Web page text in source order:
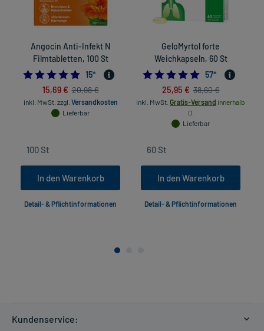
Angocin Anti-Infekt N
Filmtabletten, 100 St
5.0
15*
15,69 € 20,98 €
inkl. MwSt. zzgl. Versandkosten
Lieferbar
In den Warenkorb
Detail- & Pflichtinformationen
GeloMyrtol forte
Weichkapseln, 60 St
57*
25,95 € 38,60 €
inkl. MwSt. Gratis-Versand innerhalb
D.
Lieferbar
In den Warenkorb
Detail- & Pflichtinformationen
Kundenservice: